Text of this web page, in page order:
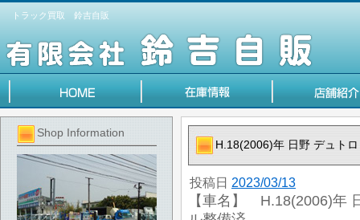
トラック買取 鈴吉自販
Shop Information
H.18(2006)年 日野 デュト
投稿日 2023/03/13
【車名】 H.18(2006)年